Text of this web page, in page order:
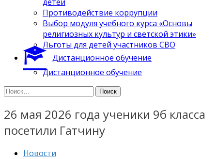
Противодействие коррупции
Выбор модуля учебного курса «Основы
религиозных культур и светской этики»
Льготы для детей участников СВО
Дистанционное обучение
Дистанционное обучение
Найти:
26 мая 2026 года ученики 9б класса
посетили Гатчину
Новости